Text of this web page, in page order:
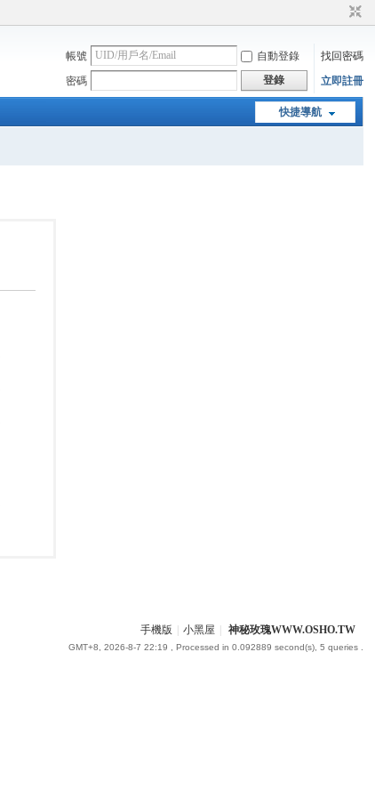
帳號 自動登錄
找回密碼
密碼
登錄 立即註冊
快捷導航
手機版 小黑屋 神秘玫瑰WWW.OSHO.TW
GMT+8, 2026-8-7 22:19 , Processed in 0.092889 second(s), 5 queries .